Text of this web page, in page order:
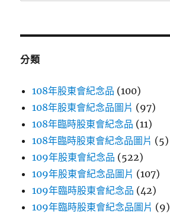
鍵
分類
108年股東會紀念品 (100)
108年股東會紀念品圖片 (97)
108年臨時股東會紀念品 (11)
108年臨時股東會紀念品圖片 (5)
109年股東會紀念品 (522)
109年股東會紀念品圖片 (107)
109年臨時股東會紀念品 (42)
109年臨時股東會紀念品圖片 (9)